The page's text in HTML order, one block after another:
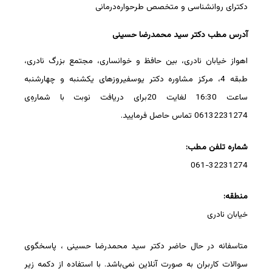
دکترای روانشناسی و متخصص طرحواره‌درمانی
آدرس مطب دکتر سید محمدرضا حسینی
اهواز خیابان نادری، بین حافظ و خوانساری، مجتمع بزرگ نادری،
طبقه 4، مرکز مشاوره دکتر یوسفیروزهای یکشنبه و چهارشنبه
ساعت 16:30 لغایت 20برای دریافت نوبت با شماره‌ِی
06132231274 تماس حاصل فرمایید.
شماره تلفن مطب:
061-32231274
منطقه:
خیابان نادری
متاسفانه در حال حاضر دکتر سید محمدرضا حسینی ، پاسخگوی
سوالات کاربران به صورت آنلاین نمی‌باشد. با استفاده از دکمه زیر